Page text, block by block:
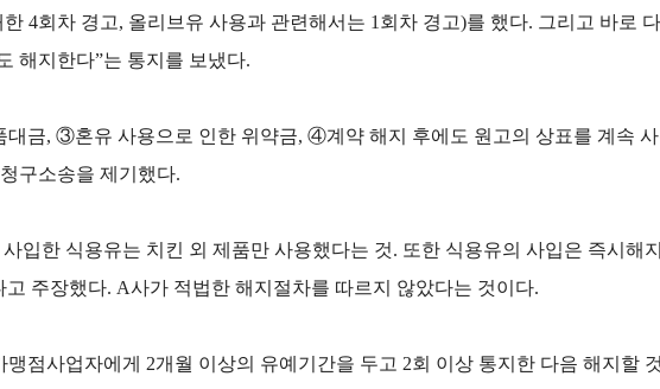
4회차 경고, 올리브유 사용과 관련해서는 1회차 경고)를 했다. 그리고 바로
해지한다”는 통지를 보냈다.
금, ③혼유 사용으로 인한 위약금, ④계약 해지 후에도 원고의 상표를 계속
구소송을 제기했다.
입한 식용유는 치킨 외 제품만 사용했다는 것. 또한 식용유의 사입은 즉시해
주장했다. A사가 적법한 해지절차를 따르지 않았다는 것이다.
점사업자에게 2개월 이상의 유예기간을 두고 2회 이상 통지한 다음 해지할